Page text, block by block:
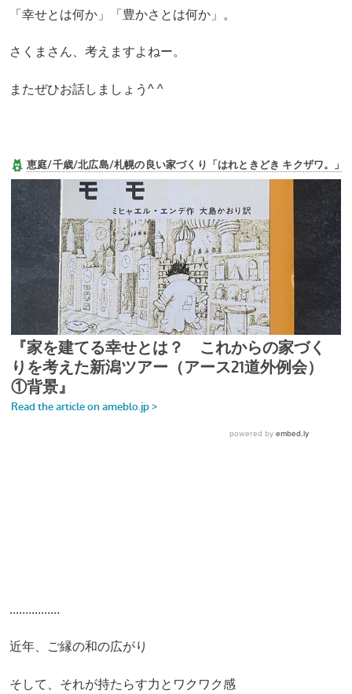
「幸せとは何か」「豊かさとは何か」。
さくまさん、考えますよねー。
またぜひお話しましょう^ ^
................
近年、ご縁の和の広がり
そして、それが持たらす力とワクワク感